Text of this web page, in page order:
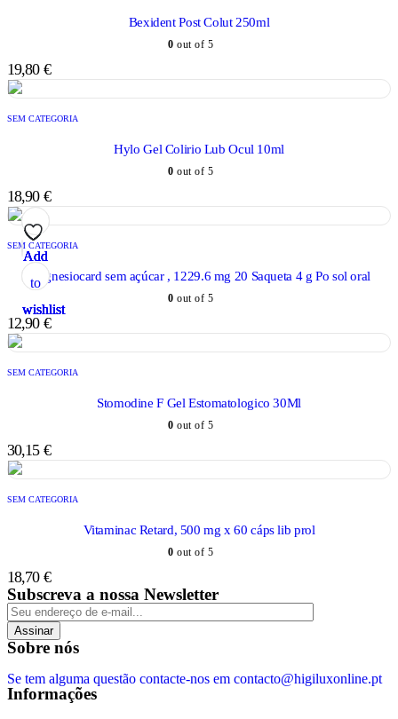
Add
to
wishlist
Bexident Post Colut 250ml
0 out of 5
19,80 €
Add
to
wishlist
SEM CATEGORIA
Hylo Gel Colirio Lub Ocul 10ml
0 out of 5
18,90 €
Add
to
wishlist
SEM CATEGORIA
Magnesiocard sem açúcar , 1229.6 mg 20 Saqueta 4 g Po sol oral
0 out of 5
12,90 €
Add
to
wishlist
SEM CATEGORIA
Stomodine F Gel Estomatologico 30Ml
0 out of 5
30,15 €
Add
to
wishlist
SEM CATEGORIA
Vitaminac Retard, 500 mg x 60 cáps lib prol
0 out of 5
18,70 €
Subscreva a nossa Newsletter
Assinar
Sobre nós
Se tem alguma questão contacte-nos em contacto@higiluxonline.pt
Informações